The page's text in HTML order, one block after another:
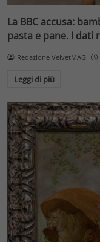
La BBC accusa:
pasta e pane. I dati
Redazione VelvetMAG
Leggi di più